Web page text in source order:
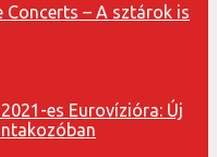
Concerts – A sztárok is
es Eurovízióra: Új